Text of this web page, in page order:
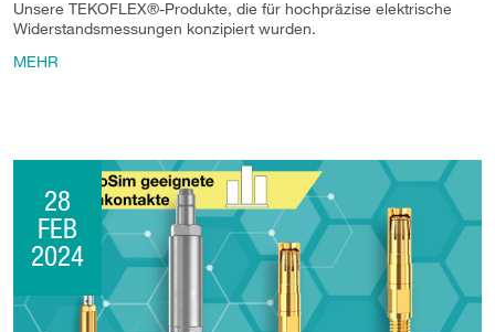
Unsere TEKOFLEX®-Produkte, die für hochpräzise elektrische
Widerstandsmessungen konzipiert wurden.
MEHR
28
FEB
2024